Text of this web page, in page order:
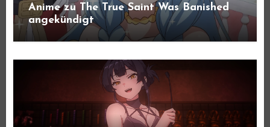
Anime zu The True Saint Was Banished
angekündigt